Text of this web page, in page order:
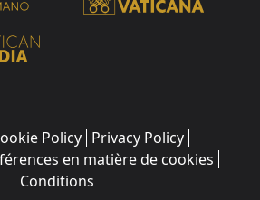
Policy Privacy Policy
en matière de cookies
Conditions